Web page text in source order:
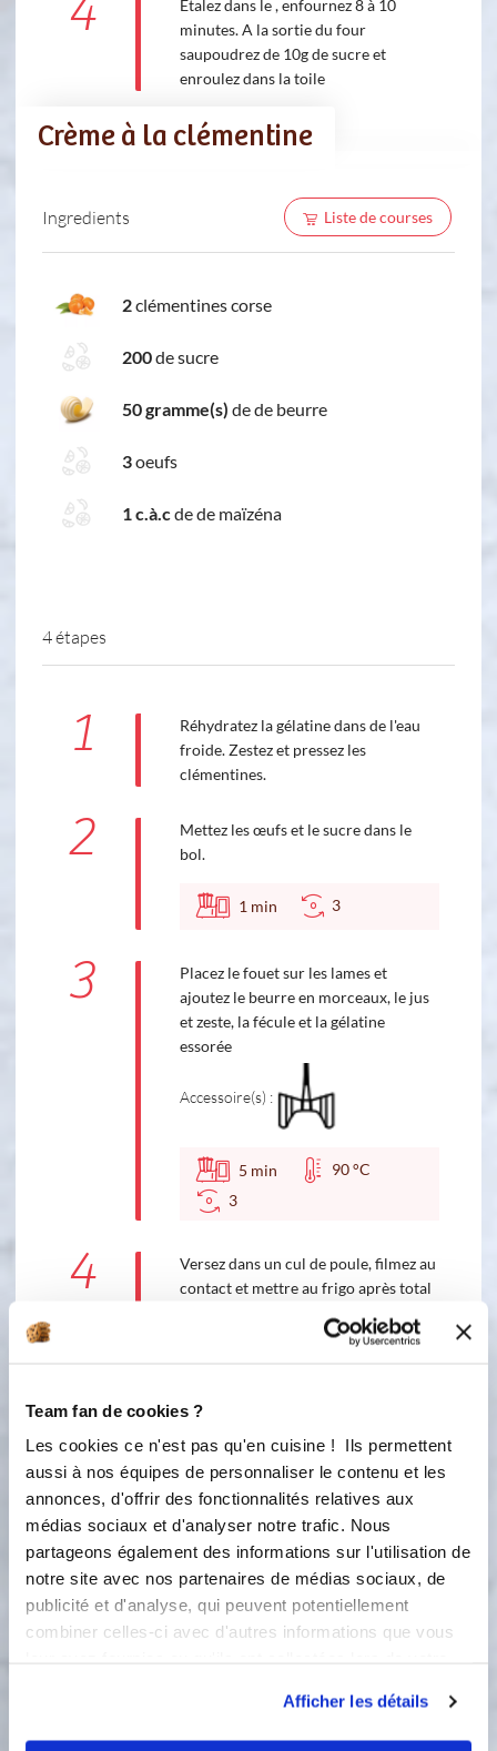
Team fan de cookies ?
Les cookies ce n'est pas qu'en cuisine ! Ils permettent
aussi à nos équipes de personnaliser le contenu et les
annonces, d'offrir des fonctionnalités relatives aux
médias sociaux et d'analyser notre trafic. Nous
partageons également des informations sur l'utilisation de
notre site avec nos partenaires de médias sociaux, de
publicité et d'analyse, qui peuvent potentiellement
combiner celles-ci avec d'autres informations que vous
Afficher les détails
4
Étalez dans le , enfournez 8 à 10
minutes. A la sortie du four
saupoudrez de 10g de sucre et
enroulez dans la toile
Crème à la clémentine
Ingredients Liste de courses
2clémentines corse
200de sucre
50 gramme(s) de de beurre
3oeufs
1 c.à.cde de maïzéna
4 étapes
1
Réhydratez la gélatine dans de l'eau
froide. Zestez et pressez les
clémentines.
2
Mettez les œufs et le sucre dans le
bol.
1 min 3
3
Placez le fouet sur les lames et
ajoutez le beurre en morceaux, le jus
et zeste, la fécule et la gélatine
essorée
Accessoire(s) :
5 min
90 °C
3
4
Versez dans un cul de poule, filmez au
contact et mettre au frigo après total
refroidi, garnir votre génoise.
Ingredients Liste de courses
3blanc d'oeufs
170 gramme(s)de de sucre
4 étapes